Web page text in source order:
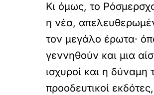
Κι όμως, το
η νέα,
τον μεγάλο έρωτα·
γεννηθούν και μια
ισχυροί και η
προοδευτικοί